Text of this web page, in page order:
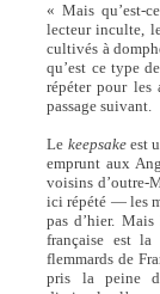
« Mais qu’est-
lecteur inculte,
cultivés à
qu’est ce type
répéter pour les
passage suivant.
Le keepsakeest
emprunt aux
voisins d’outre-
ici répété — les
pas d’hier.
française est la
flemmards de
pris la peine